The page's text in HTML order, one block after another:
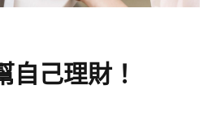
自己理財！